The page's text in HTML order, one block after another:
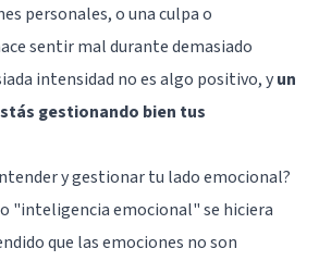
personales, o una culpa o
sentir mal durante demasiado
intensidad no es algo positivo, yun
gestionando bien tus
y gestionar tu lado emocional?
"inteligencia emocional" se hiciera
que las emociones no son